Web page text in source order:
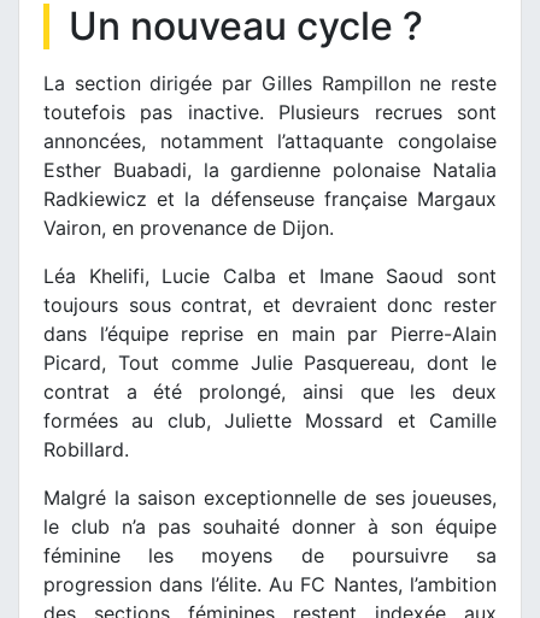
Un nouveau cycle ?
La section dirigée par Gilles Rampillon ne reste
toutefois pas inactive. Plusieurs recrues sont
annoncées, notamment l’attaquante congolaise
Esther Buabadi, la gardienne polonaise Natalia
Radkiewicz et la défenseuse française Margaux
Vairon, en provenance de Dijon.
Léa Khelifi, Lucie Calba et Imane Saoud sont
toujours sous contrat, et devraient donc rester
dans l’équipe reprise en main par Pierre-Alain
Picard, Tout comme Julie Pasquereau, dont le
contrat a été prolongé, ainsi que les deux
formées au club, Juliette Mossard et Camille
Robillard.
Malgré la saison exceptionnelle de ses joueuses,
le club n’a pas souhaité donner à son équipe
féminine les moyens de poursuivre sa
progression dans l’élite. Au FC Nantes, l’ambition
des sections féminines restent indexée aux